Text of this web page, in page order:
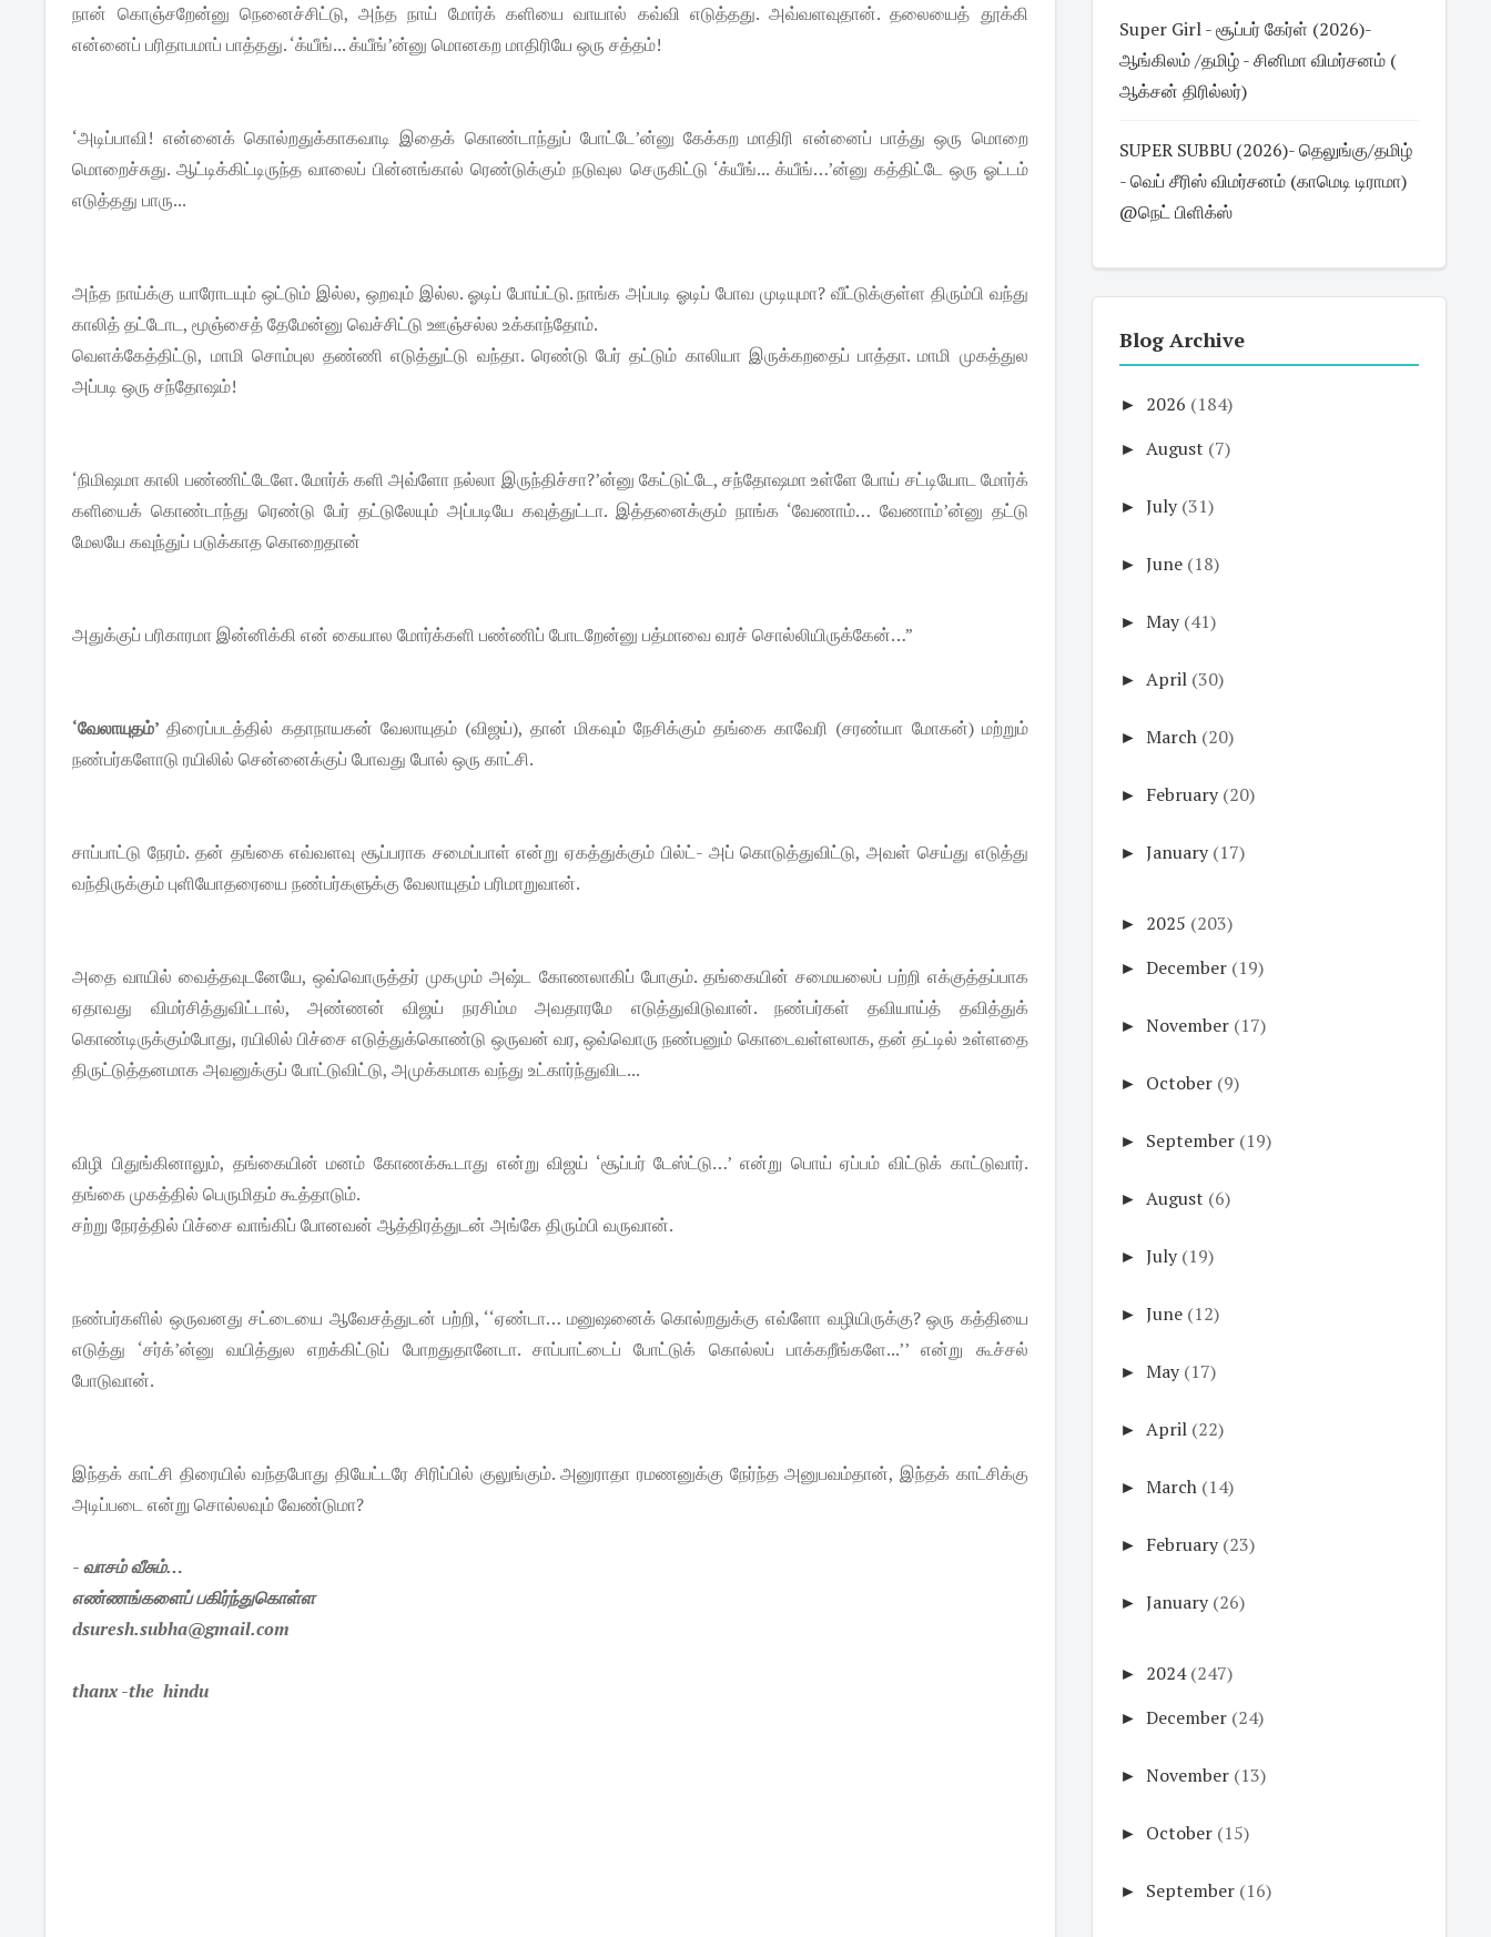
நான் கொஞ்சறேன்னு நெனைச்சிட்டு, அந்த நாய் மோர்க் களியை வாயால் கவ்வி எடுத்தது. அவ்வளவுதான். தலையைத் தூக்கி
என்னைப் பரிதாபமாப் பாத்தது. ‘க்யீங்... க்யீங்’ன்னு மொனகற மாதிரியே ஒரு சத்தம்!
‘அடிப்பாவி! என்னைக் கொல்றதுக்காகவாடி இதைக் கொண்டாந்துப் போட்டே’ன்னு கேக்கற மாதிரி என்னைப் பாத்து ஒரு மொறை
மொறைச்சுது. ஆட்டிக்கிட்டிருந்த வாலைப் பின்னங்கால் ரெண்டுக்கும் நடுவுல செருகிட்டு ‘க்யீங்... க்யீங்…’ன்னு கத்திட்டே ஒரு ஓட்டம்
எடுத்தது பாரு...
அந்த நாய்க்கு யாரோடயும் ஒட்டும் இல்ல, ஒறவும் இல்ல. ஓடிப் போய்ட்டு. நாங்க அப்படி ஓடிப் போவ முடியுமா? வீட்டுக்குள்ள திரும்பி வந்து
காலித் தட்டோட, மூஞ்சைத் தேமேன்னு வெச்சிட்டு ஊஞ்சல்ல உக்காந்தோம்.
வெளக்கேத்திட்டு, மாமி சொம்புல தண்ணி எடுத்துட்டு வந்தா. ரெண்டு பேர் தட்டும் காலியா இருக்கறதைப் பாத்தா. மாமி முகத்துல
அப்படி ஒரு சந்தோஷம்!
‘நிமிஷமா காலி பண்ணிட்டேளே. மோர்க் களி அவ்ளோ நல்லா இருந்திச்சா?’ன்னு கேட்டுட்டே, சந்தோஷமா உள்ளே போய் சட்டியோட மோர்க்
களியைக் கொண்டாந்து ரெண்டு பேர் தட்டுலேயும் அப்படியே கவுத்துட்டா. இத்தனைக்கும் நாங்க ‘வேணாம்… வேணாம்’ன்னு தட்டு
மேலயே கவுந்துப் படுக்காத கொறைதான்
அதுக்குப் பரிகாரமா இன்னிக்கி என் கையால மோர்க்களி பண்ணிப் போடறேன்னு பத்மாவை வரச் சொல்லியிருக்கேன்…”
‘வேலாயுதம்’திரைப்படத்தில் கதாநாயகன் வேலாயுதம் (விஜய்), தான் மிகவும் நேசிக்கும் தங்கை காவேரி (சரண்யா மோகன்) மற்றும்
நண்பர்களோடு ரயிலில் சென்னைக்குப் போவது போல் ஒரு காட்சி.
சாப்பாட்டு நேரம். தன் தங்கை எவ்வளவு சூப்பராக சமைப்பாள் என்று ஏகத்துக்கும் பில்ட்- அப் கொடுத்துவிட்டு, அவள் செய்து எடுத்து
வந்திருக்கும் புளியோதரையை நண்பர்களுக்கு வேலாயுதம் பரிமாறுவான்.
அதை வாயில் வைத்தவுடனேயே, ஒவ்வொருத்தர் முகமும் அஷ்ட கோணலாகிப் போகும். தங்கையின் சமையலைப் பற்றி எக்குத்தப்பாக
ஏதாவது விமர்சித்துவிட்டால், அண்ணன் விஜய் நரசிம்ம அவதாரமே எடுத்துவிடுவான். நண்பர்கள் தவியாய்த் தவித்துக்
கொண்டிருக்கும்போது, ரயிலில் பிச்சை எடுத்துக்கொண்டு ஒருவன் வர, ஒவ்வொரு நண்பனும் கொடைவள்ளலாக, தன் தட்டில் உள்ளதை
திருட்டுத்தனமாக அவனுக்குப் போட்டுவிட்டு, அமுக்கமாக வந்து உட்கார்ந்துவிட...
விழி பிதுங்கினாலும், தங்கையின் மனம் கோணக்கூடாது என்று விஜய் ‘சூப்பர் டேஸ்ட்டு…’ என்று பொய் ஏப்பம் விட்டுக் காட்டுவார்.
தங்கை முகத்தில் பெருமிதம் கூத்தாடும்.
சற்று நேரத்தில் பிச்சை வாங்கிப் போனவன் ஆத்திரத்துடன் அங்கே திரும்பி வருவான்.
நண்பர்களில் ஒருவனது சட்டையை ஆவேசத்துடன் பற்றி, ‘‘ஏண்டா… மனுஷனைக் கொல்றதுக்கு எவ்ளோ வழியிருக்கு? ஒரு கத்தியை
எடுத்து ‘சர்க்’ன்னு வயித்துல எறக்கிட்டுப் போறதுதானேடா. சாப்பாட்டைப் போட்டுக் கொல்லப் பாக்கறீங்களே...’’ என்று கூச்சல்
போடுவான்.
இந்தக் காட்சி திரையில் வந்தபோது தியேட்டரே சிரிப்பில் குலுங்கும். அனுராதா ரமணனுக்கு நேர்ந்த அனுபவம்தான், இந்தக் காட்சிக்கு
அடிப்படை என்று சொல்லவும் வேண்டுமா?
- வாசம் வீசும்…
எண்ணங்களைப் பகிர்ந்துகொள்ள
dsuresh.subha@gmail.com
thanx -the hindu
Super Girl - சூப்பர் கேர்ள் (2026)-
ஆங்கிலம் /தமிழ் - சினிமா விமர்சனம் (
ஆக்சன் திரில்லர்)
SUPER SUBBU (2026)- தெலுங்கு/தமிழ்
- வெப் சீரிஸ் விமர்சனம் (காமெடி டிராமா)
@நெட் பிளிக்ஸ்
Blog Archive
► 2026 (184)
► August (7)
► July (31)
► June (18)
► May (41)
► April (30)
► March (20)
► February (20)
► January (17)
► 2025 (203)
► December (19)
► November (17)
► October (9)
► September (19)
► August (6)
► July (19)
► June (12)
► May (17)
► April (22)
► March (14)
► February (23)
► January (26)
► 2024 (247)
► December (24)
► November (13)
► October (15)
► September (16)